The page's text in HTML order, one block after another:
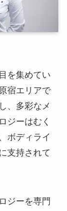
を集めてい
宿エリアで
、多彩なメ
ジーはむく
ボディライ
支持されて
ジーを専門